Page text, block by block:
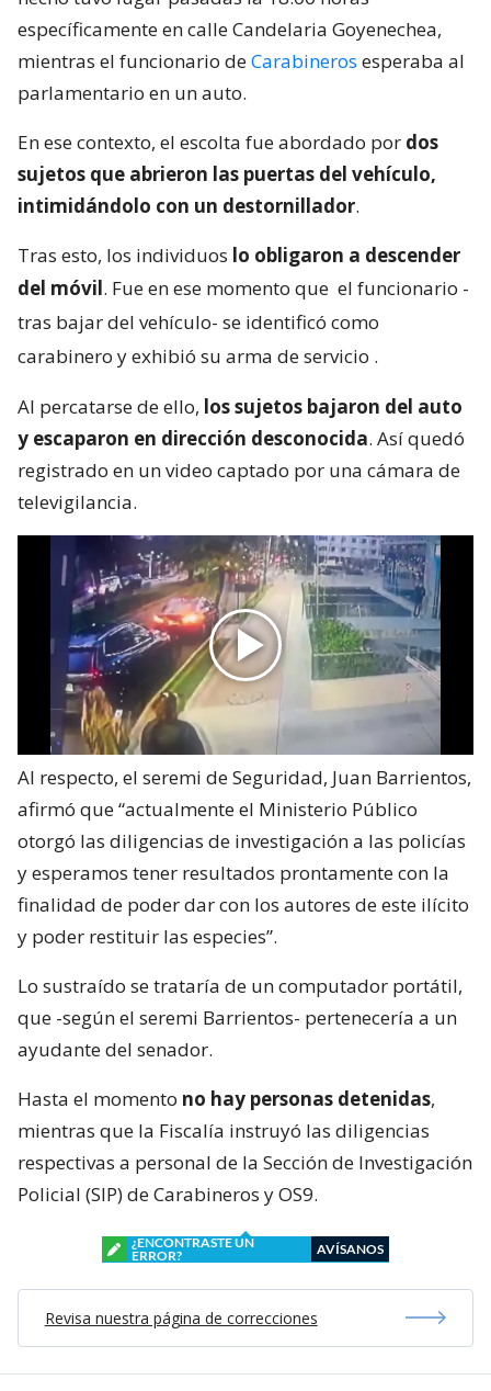
específicamente en calle Candelaria Goyenechea,
mientras el funcionario deCarabineros esperaba al
parlamentario en un auto.
En ese contexto, el escolta fue abordado por dos
sujetos que abrieron las puertas del vehículo,
intimidándolo con un destornillador.
Tras esto, los individuos lo obligaron a descender
del móvil. Fue en ese momento que el funcionario -
tras bajar del vehículo- se identificó como
carabinero y exhibió su arma de servicio .
Al percatarse de ello, los sujetos bajaron del auto
y escaparon en dirección desconocida. Así quedó
registrado en un video captado por una cámara de
televigilancia.
Al respecto, el seremi de Seguridad, Juan Barrientos,
afirmó que “actualmente el Ministerio Público
otorgó las diligencias de investigación a las policías
y esperamos tener resultados prontamente con la
finalidad de poder dar con los autores de este ilícito
y poder restituir las especies”.
Lo sustraído se trataría de un computador portátil,
que -según el seremi Barrientos- pertenecería a un
ayudante del senador.
Hasta el momento no hay personas detenidas,
mientras que la Fiscalía instruyó las diligencias
respectivas a personal de la Sección de Investigación
Policial (SIP) de Carabineros y OS9.
¿ENCONTRASTE UN
ERROR?
AVÍSANOS
Revisa nuestra página de correcciones